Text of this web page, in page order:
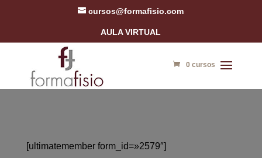
cursos@formafisio.com
AULA VIRTUAL
0 cursos
[ultimatemember form_id=»2579″]